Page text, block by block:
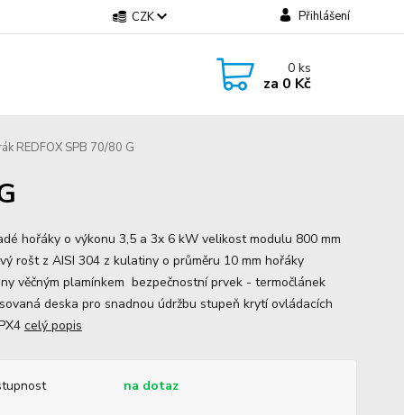
CZK Přihlášení
0ks
za 0 Kč
REDFOX SPB 70/80 G
hořáky o výkonu 3,5 a 3x 6 kW velikost modulu 800 mm
rošt z AISI 304 z kulatiny o průměru 10 mm hořáky
věčným plamínkem bezpečnostní prvek - termočlánek
deska pro snadnou údržbu stupeň krytí ovládacích
celý popis
na dotaz